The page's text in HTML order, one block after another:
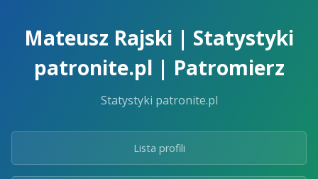
Mateusz Rajski | Statystyki
patronite.pl | Patromierz
Statystyki patronite.pl
Lista profili